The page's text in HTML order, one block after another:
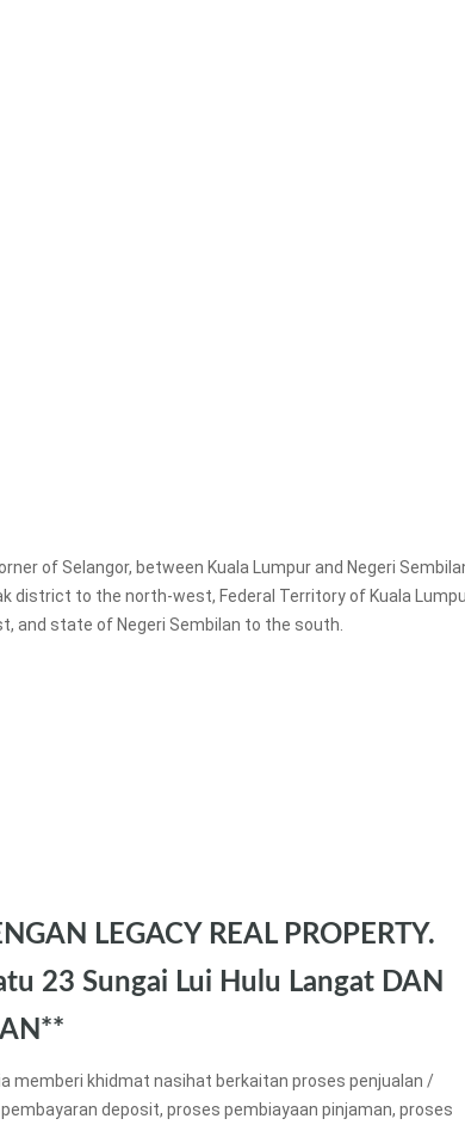
of Selangor, between Kuala Lumpur and Negeri
district to the north-west, Federal Territory of Kuala
state of Negeri Sembilan to the south.
LEGACY REAL PROPERTY.
23 Sungai Lui Hulu Langat DAN
memberi khidmat nasihat berkaitan proses penjualan /
deposit, proses pembiayaan pinjaman, proses